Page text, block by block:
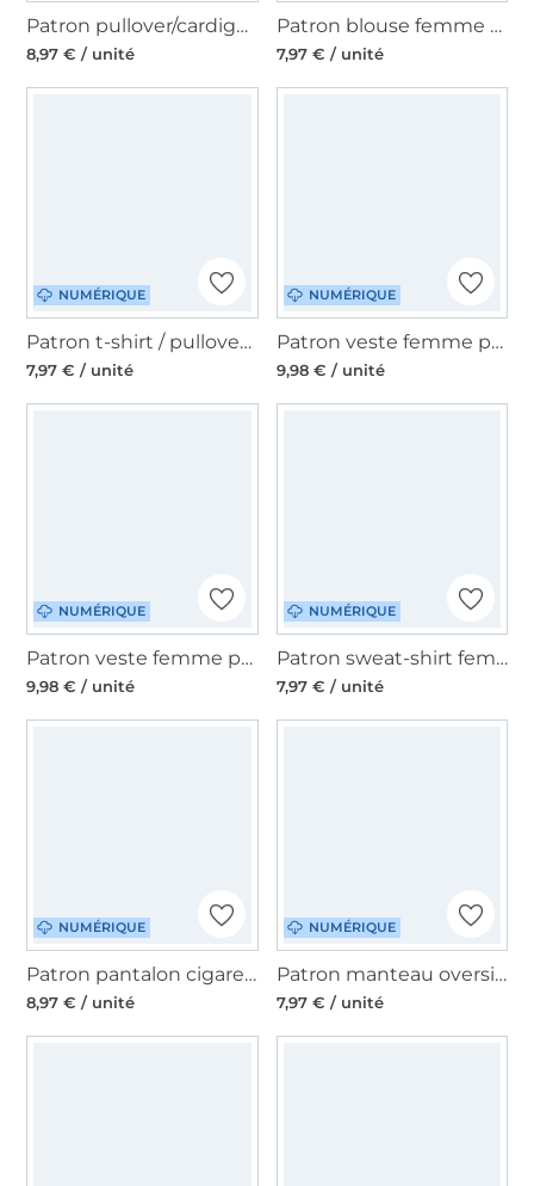
Patron pullover/cardigan/robe femme pdf Querida Erbsünde, en allemand
8,97 € / unité
Patron blouse femme pdf Primavera Erbsünde, en allemand
7,97 € / unité
NUMÉRIQUE
Patron t-shirt / pullover femme pdf Plissado Erbsünde, en allemand
7,97 € / unité
NUMÉRIQUE
Patron veste femme pdf Paulista 46-60 Erbsünde, en allemand
9,98 € / unité
NUMÉRIQUE
Patron veste femme pdf Paulista 34-46 Erbsünde, en allemand
9,98 € / unité
NUMÉRIQUE
Patron sweat-shirt femme pdf Papaya Erbsünde, en allemand
7,97 € / unité
NUMÉRIQUE
Patron pantalon cigarette femme pdf Olinda Erbsünde, en allemand
8,97 € / unité
NUMÉRIQUE
Patron manteau oversize femme pdf Morcego Erbsünde, en allemand
7,97 € / unité